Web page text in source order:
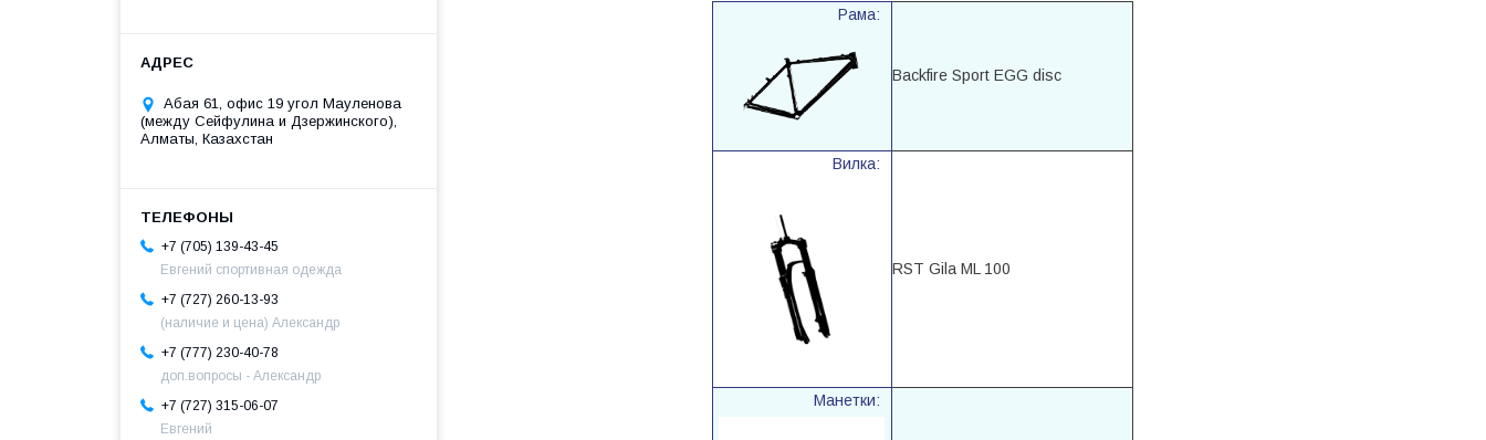
Рама:
Backfire Sport EGG disc
Вилка:
RST Gila ML 100
Манетки:
Абая 61, офис 19 угол Мауленова
(между Сейфулина и Дзержинского),
Алматы, Казахстан
+7 (705) 139-43-45
Евгений спортивная одежда
+7 (727) 260-13-93
(наличие и цена) Александр
+7 (777) 230-40-78
доп.вопросы - Александр
+7 (727) 315-06-07
Евгений